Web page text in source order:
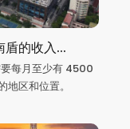
的收入...
每月至少有 4500
区和位置。